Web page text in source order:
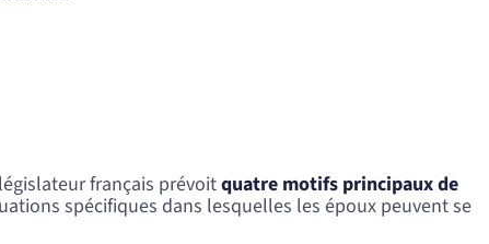
français prévoitquatre motifs principaux de
spécifiques dans lesquelles les époux peuvent se